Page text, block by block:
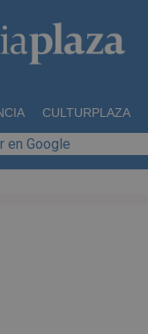
CULTURPLAZA
en Google